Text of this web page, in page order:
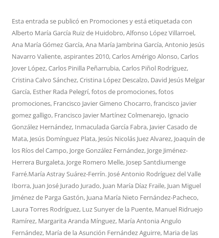
Esta entrada se publicó en Promocionesy está etiquetada con
Alberto María García Ruiz de Huidobro,Alfonso López Villarroel,
Ana María Gómez García,Ana María Jambrina García,Antonio Jesús
Navarro Valiente,aspirantes 2010,Carlos Amérigo Alonso,Carlos
Jover López,Carlos Pinilla Peñarrubia,Carlos Piñol Rodríguez,
Cristina Calvo Sánchez,Cristina López Descalzo, David Jesús Melgar
García, Esther Rada Pelegrí,fotos de promociones,fotos
promociones, Francisco Javier Gimeno Chocarro,francisco javier
gomez galligo, Francisco Javier Martínez Colmenarejo, Ignacio
González Hernández, Inmaculada García Fabra, Javier Casado de
Mata, Jesús Domínguez Plata, Jesús Nicolás Juez Alvarez, Joaquín de
los Ríos del Campo, Jorge González Fernández, Jorge Jiménez-
Herrera Burgaleta, Jorge Romero Melle, Josep Santdiumenge
Farré.María Astray Suárez-Ferrín. José Antonio Rodríguez del Valle
Iborra, Juan José Jurado Jurado, Juan María Díaz Fraile, Juan Miguel
Jiménez de Parga Gastón, Juana María Nieto Fernández-Pacheco,
Laura Torres Rodríguez, Luz Sunyer de la Puente, Manuel Ridruejo
Ramírez, Margarita Aranda Mínguez, María Antonia Angulo
Fernández, María de la Asunción Fernández Aguirre, Maria de las